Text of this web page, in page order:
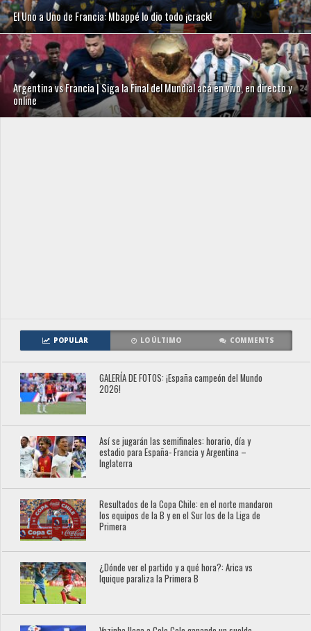
El Uno a Uno de Francia: Mbappé lo dio todo ¡crack!
Argentina vs Francia | Siga la Final del Mundial acá en vivo, en directo y
online
POPULAR LO ÚLTIMO COMMENTS
GALERÍA DE FOTOS: ¡España campeón del Mundo
2026!
Así se jugarán las semifinales: horario, día y
estadio para España- Francia y Argentina –
Inglaterra
Resultados de la Copa Chile: en el norte mandaron
los equipos de la B y en el Sur los de la Liga de
Primera
¿Dónde ver el partido y a qué hora?: Arica vs
Iquique paraliza la Primera B